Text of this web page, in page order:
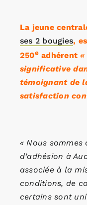
La jeune
ses 2 bougies,
250eadhérent«
significative
témoignant de
satisfaction
« Nous
d’adhésion à
associée à la
conditions, de
certains sont